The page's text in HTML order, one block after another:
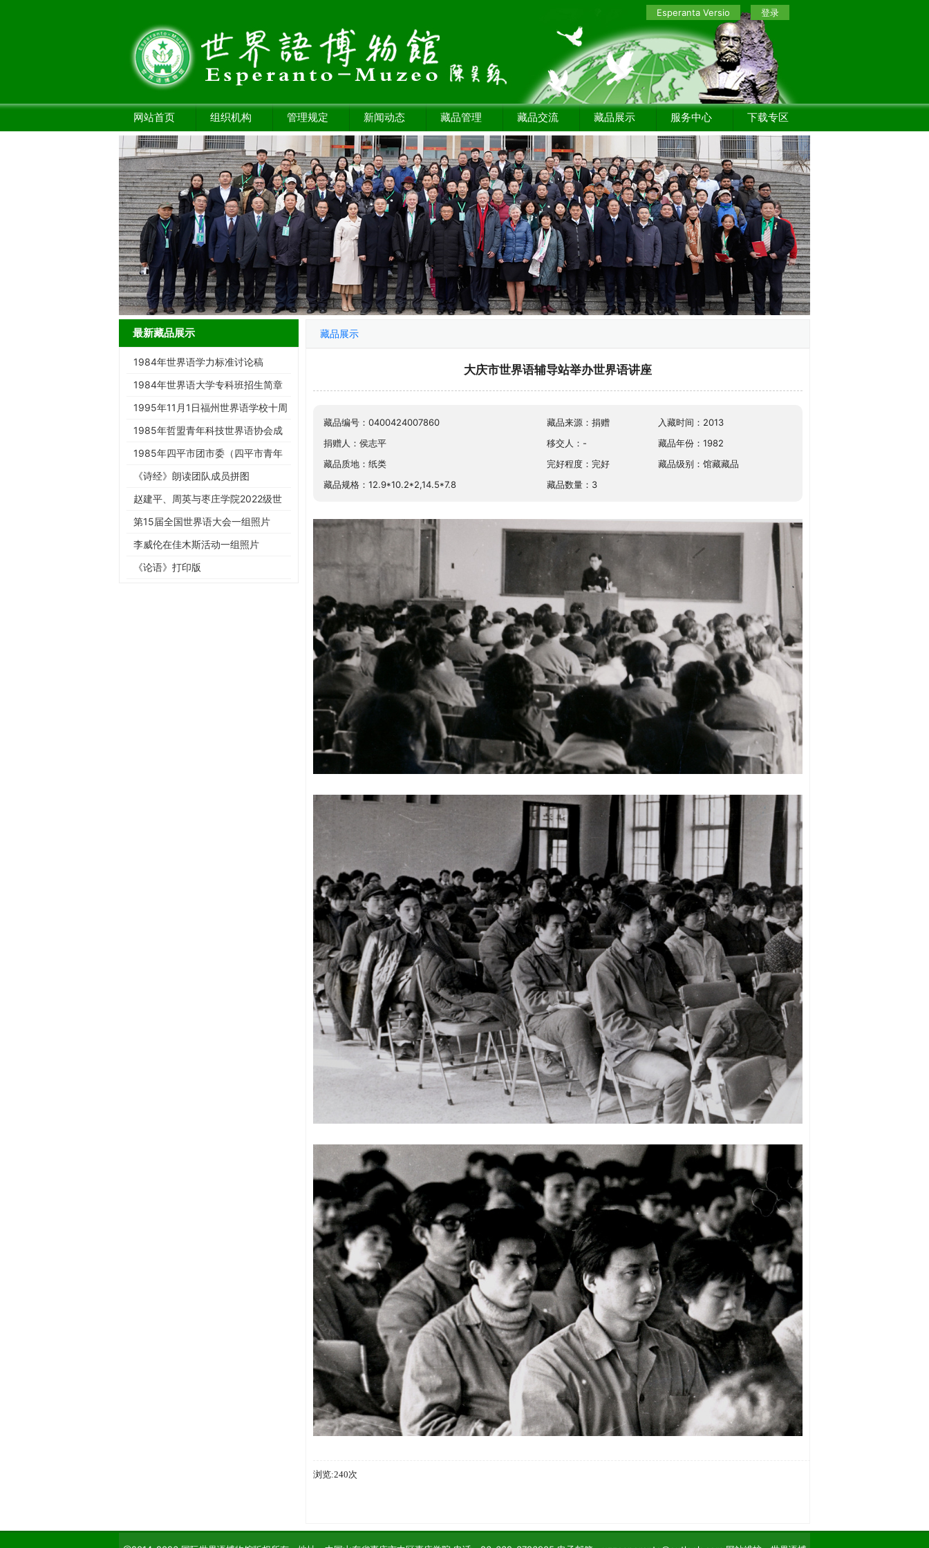
Esperanta Versio 登录
网站首页 组织机构 管理规定 新闻动态 藏品管理 藏品交流 藏品展示 服务中心 下载专区
最新藏品展示
1984年世界语学力标准讨论稿
1984年世界语大学专科班招生简章
1995年11月1日福州世界语学校十周
年庆典请柬
1985年哲盟青年科技世界语协会成
立大会请柬
1985年四平市团市委（四平市青年
世协筹）请柬
《诗经》朗读团队成员拼图
赵建平、周英与枣庄学院2022级世
界语班同学合影留念
第15届全国世界语大会一组照片
李威伦在佳木斯活动一组照片
《论语》打印版
藏品展示
大庆市世界语辅导站举办世界语讲座
藏品编号：0400424007860 藏品来源：捐赠
入藏时间：2013
捐赠人：侯志平
移交人：-
藏品年份：1982
藏品质地：纸类
完好程度：完好
藏品级别：馆藏藏品
藏品规格：12.9*10.2*2,14.5*7.8
藏品数量：3
浏览:240次